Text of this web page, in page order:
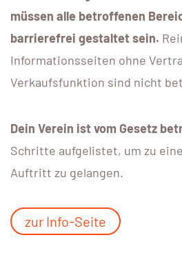
müssen alle betroffenen
barrierefrei gestaltet sein.
Informationsseiten ohne
Verkaufsfunktion sind nicht
Dein Verein ist vom Gesetz
Schritte aufgelistet, um zu
Auftritt zu gelangen.
zur Info-Seite